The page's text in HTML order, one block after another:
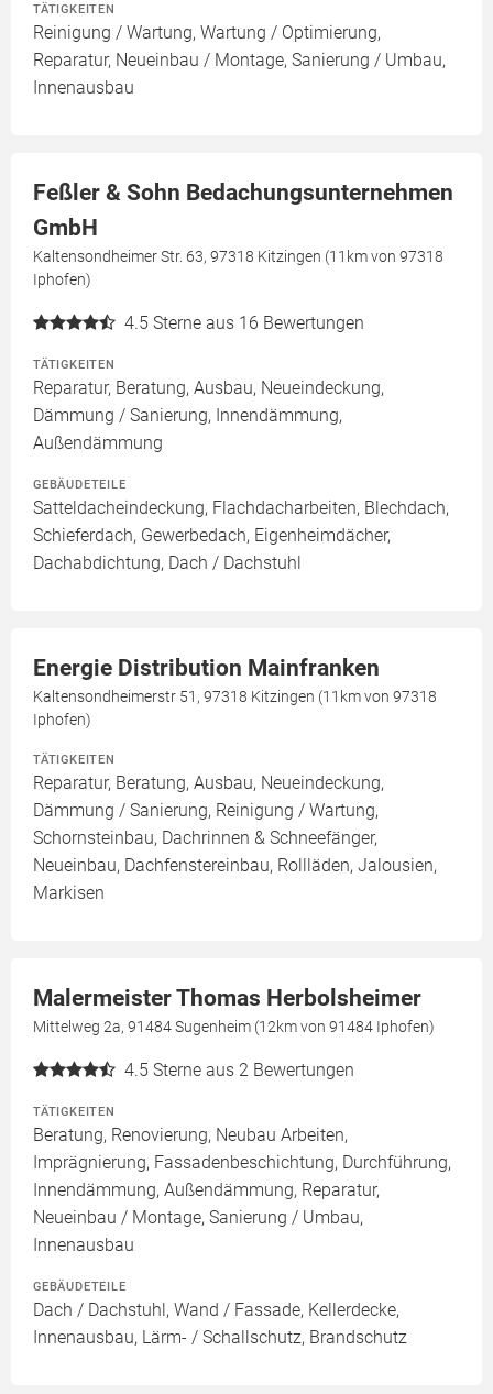
TÄTIGKEITEN
Reinigung / Wartung, Wartung / Optimierung,
Reparatur, Neueinbau / Montage, Sanierung / Umbau,
Innenausbau
Feßler & Sohn Bedachungsunternehmen
GmbH
Kaltensondheimer Str. 63, 97318 Kitzingen (11km von 97318
Iphofen)
4.5 Sterne aus 16 Bewertungen
TÄTIGKEITEN
Reparatur, Beratung, Ausbau, Neueindeckung,
Dämmung / Sanierung, Innendämmung,
Außendämmung
GEBÄUDETEILE
Satteldacheindeckung, Flachdacharbeiten, Blechdach,
Schieferdach, Gewerbedach, Eigenheimdächer,
Dachabdichtung, Dach / Dachstuhl
Energie Distribution Mainfranken
Kaltensondheimerstr 51, 97318 Kitzingen (11km von 97318
Iphofen)
TÄTIGKEITEN
Reparatur, Beratung, Ausbau, Neueindeckung,
Dämmung / Sanierung, Reinigung / Wartung,
Schornsteinbau, Dachrinnen & Schneefänger,
Neueinbau, Dachfenstereinbau, Rollläden, Jalousien,
Markisen
Malermeister Thomas Herbolsheimer
Mittelweg 2a, 91484 Sugenheim (12km von 91484 Iphofen)
4.5 Sterne aus 2 Bewertungen
TÄTIGKEITEN
Beratung, Renovierung, Neubau Arbeiten,
Imprägnierung, Fassadenbeschichtung, Durchführung,
Innendämmung, Außendämmung, Reparatur,
Neueinbau / Montage, Sanierung / Umbau,
Innenausbau
GEBÄUDETEILE
Dach / Dachstuhl, Wand / Fassade, Kellerdecke,
Innenausbau, Lärm- / Schallschutz, Brandschutz